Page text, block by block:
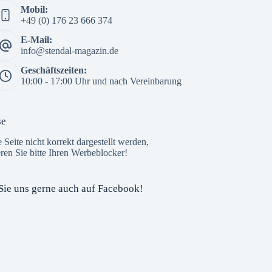
3 Wochen her
Einschulung steht vor der Tür! 🌟
Am 15. August beginnt für viele Kinder ein
ganz neuer Lebensabschnitt. Die Vorfreude
Hier finden Sie alles, was kleine ABC-
Schützen für einen gelungenen Schulstart
Foto
Mobil:
+49 (0) 176 23 666 374
E-Mail:
info@stendal-magazin.de
Geschäftszeiten:
10:00 - 17:00 Uhr und nach Vereinbarung
Seite nicht korrekt dargestellt werden,
Sie bitte Ihren Werbeblocker!
uns gerne auch auf Facebook!